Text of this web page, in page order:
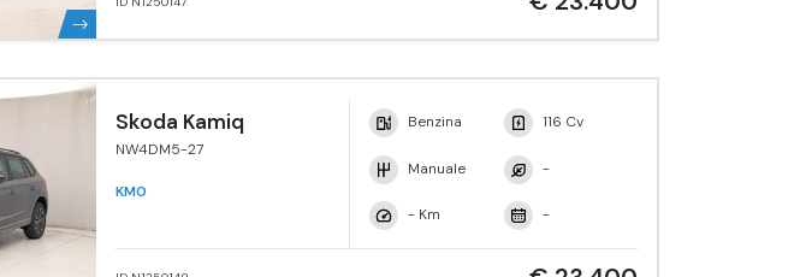
Skoda Kamiq
NW4DM5-27
KM0
Benzina 116 Cv
Manuale -
- Km -